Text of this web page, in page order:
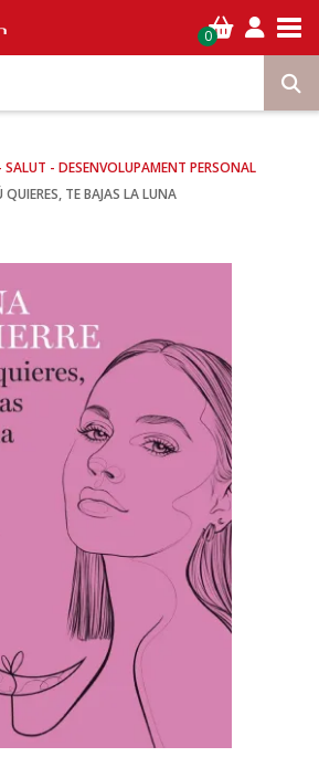
0
- DESENVOLUPAMENT PERSONAL
QUIERES, TE BAJAS LA LUNA